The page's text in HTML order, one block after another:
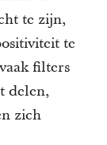
te zijn,
te
filters
delen,
zich